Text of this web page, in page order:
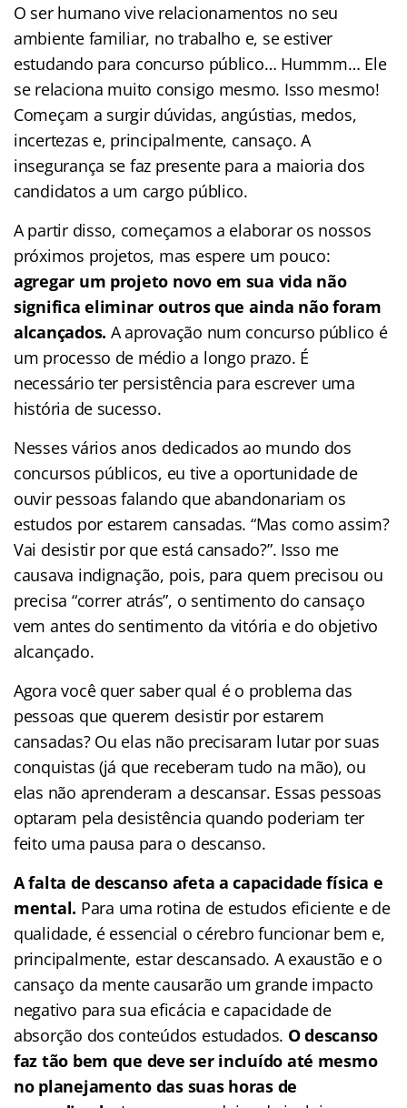
O ser humano vive relacionamentos no seu
ambiente familiar, no trabalho e, se estiver
estudando para concurso público… Hummm… Ele
se relaciona muito consigo mesmo. Isso mesmo!
Começam a surgir dúvidas, angústias, medos,
incertezas e, principalmente, cansaço. A
insegurança se faz presente para a maioria dos
candidatos a um cargo público.
A partir disso, começamos a elaborar os nossos
próximos projetos, mas espere um pouco:
agregar um projeto novo em sua vida não
significa eliminar outros que ainda não foram
alcançados. A aprovação num concurso público é
um processo de médio a longo prazo. É
necessário ter persistência para escrever uma
história de sucesso.
Nesses vários anos dedicados ao mundo dos
concursos públicos, eu tive a oportunidade de
ouvir pessoas falando que abandonariam os
estudos por estarem cansadas. “Mas como assim?
Vai desistir por que está cansado?”. Isso me
causava indignação, pois, para quem precisou ou
precisa “correr atrás”, o sentimento do cansaço
vem antes do sentimento da vitória e do objetivo
alcançado.
Agora você quer saber qual é o problema das
pessoas que querem desistir por estarem
cansadas? Ou elas não precisaram lutar por suas
conquistas (já que receberam tudo na mão), ou
elas não aprenderam a descansar. Essas pessoas
optaram pela desistência quando poderiam ter
feito uma pausa para o descanso.
A falta de descanso afeta a capacidade física e
mental. Para uma rotina de estudos eficiente e de
qualidade, é essencial o cérebro funcionar bem e,
principalmente, estar descansado. A exaustão e o
cansaço da mente causarão um grande impacto
negativo para sua eficácia e capacidade de
absorção dos conteúdos estudados. O descanso
faz tão bem que deve ser incluído até mesmo
no planejamento das suas horas de